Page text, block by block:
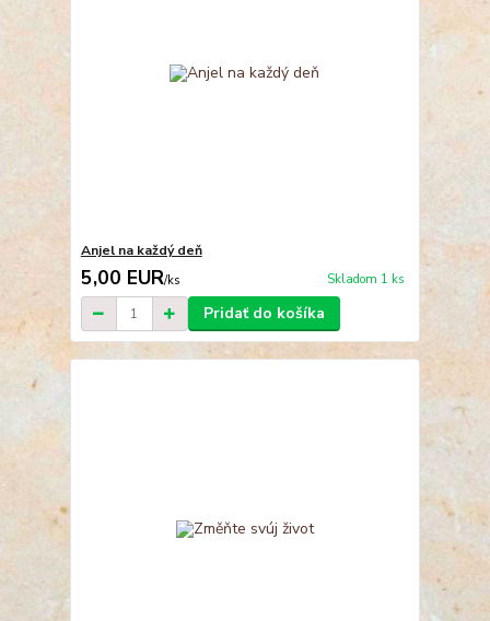
Anjel na každý deň
5,00 EUR/ks Skladom 1 ks
Pridať do košíka